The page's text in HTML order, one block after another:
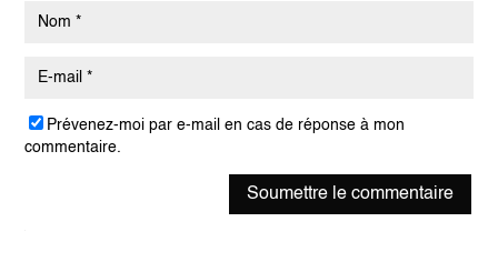
Prévenez-moi par e-mail en cas de réponse à mon
commentaire.
Soumettre le commentaire